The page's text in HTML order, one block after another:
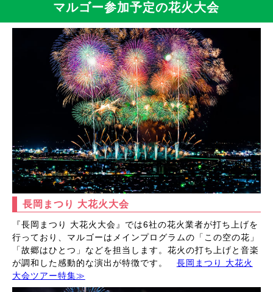
マルゴー参加予定の花火大会
長岡まつり 大花火大会
『長岡まつり 大花火大会』では6社の花火業者が打ち上げを
行っており、マルゴーはメインプログラムの「この空の花」
「故郷はひとつ」などを担当します。花火の打ち上げと音楽
が調和した感動的な演出が特徴です。 長岡まつり 大花火
大会ツアー特集≫